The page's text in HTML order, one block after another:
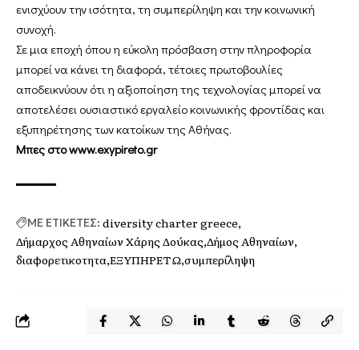
ενισχύουν την ισότητα, τη συμπερίληψη και την κοινωνική
συνοχή.
Σε μια εποχή όπου η εύκολη πρόσβαση στην πληροφορία
μπορεί να κάνει τη διαφορά, τέτοιες πρωτοβουλίες
αποδεικνύουν ότι η αξιοποίηση της τεχνολογίας μπορεί να
αποτελέσει ουσιαστικό εργαλείο κοινωνικής φροντίδας και
εξυπηρέτησης των κατοίκων της Αθήνας.
Μπες στοwww.exypireto.gr
ΜΕ ΕΤΙΚΕΤΕΣ: diversity charter greece
Δήμαρχος Αθηναίων Χάρης Δούκας Δήμος Αθηναίων
διαφορετικοτητα ΕΞΥΠΗΡΕΤΩ συμπερίληψη